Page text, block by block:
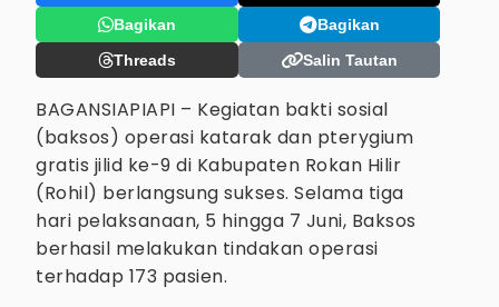
Bagikan
Bagikan
Threads
Salin Tautan
BAGANSIAPIAPI – Kegiatan bakti sosial
(baksos) operasi katarak dan pterygium
gratis jilid ke-9 di Kabupaten Rokan Hilir
(Rohil) berlangsung sukses. Selama tiga
hari pelaksanaan, 5 hingga 7 Juni, Baksos
berhasil melakukan tindakan operasi
terhadap 173 pasien.